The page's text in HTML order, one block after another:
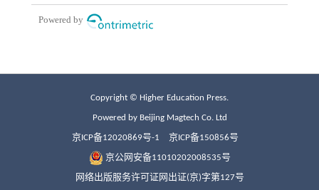
Copyright © Higher Education Press.
Powered by Beijing Magtech Co. Ltd
京ICP备12020869号-1 京ICP备150856号
京公网安备11010202008535号
网络出版服务许可证网出证(京)字第127号